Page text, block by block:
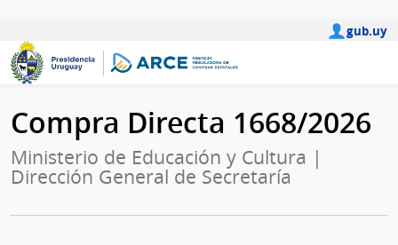
gub.uy
Compra Directa 1668/2026
Ministerio de Educación y Cultura |
Dirección General de Secretaría